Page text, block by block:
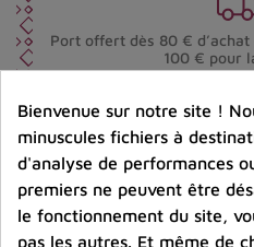
Port offert dès 80 €
100 € pour
Entreprise
Bijoux argent fabriqués
Bienvenue sur notre site !
minuscules fichiers à
d'analyse de performances
premiers ne peuvent être
le fonctionnement du site,
pas les autres. Et même de